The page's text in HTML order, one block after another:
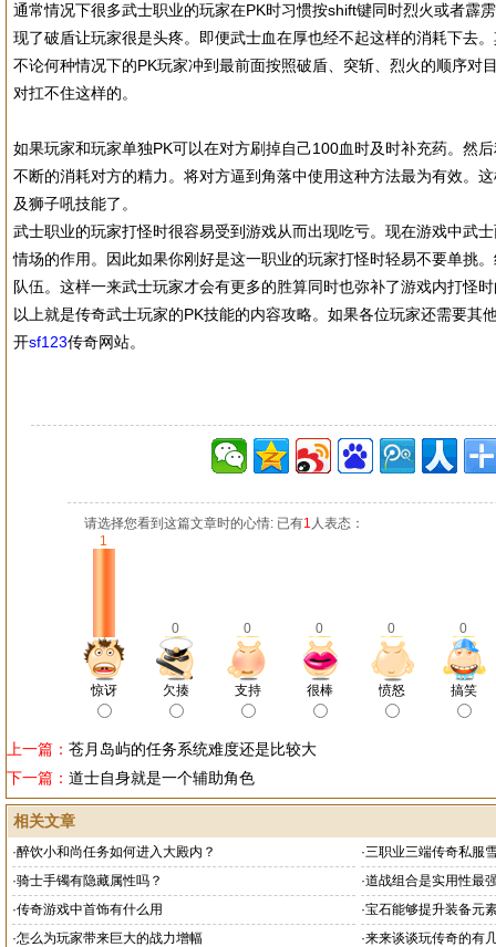
通常情况下很多武士职业的玩家在PK时习惯按shift键同时烈火或者霹
现了破盾让玩家很是头疼。即便武士血在厚也经不起这样的消耗下去
不论何种情况下的PK玩家冲到最前面按照破盾、突斩、烈火的顺序对
对扛不住这样的。
如果玩家和玩家单独PK可以在对方刷掉自己100血时及时补充药。然
不断的消耗对方的精力。将对方逼到角落中使用这种方法最为有效。
及狮子吼技能了。
武士职业的玩家打怪时很容易受到游戏从而出现吃亏。现在游戏中武
情场的作用。因此如果你刚好是这一职业的玩家打怪时轻易不要单挑
队伍。这样一来武士玩家才会有更多的胜算同时也弥补了游戏内打怪
以上就是传奇武士玩家的PK技能的内容攻略。如果各位玩家还需要其
开sf123传奇网站。
请选择您看到这篇文章时的心情: 已有1 人表态：
1
0 0 0 0 0
惊讶 欠揍 支持 很棒 愤怒 搞笑
上一篇： 苍月岛屿的任务系统难度还是比较大
下一篇： 道士自身就是一个辅助角色
相关文章
·醉饮小和尚任务如何进入大殿内？ ·三职业三端传奇私服
·骑士手镯有隐藏属性吗？ ·道战组合是实用性最
·传奇游戏中首饰有什么用 ·宝石能够提升装备元
·怎么为玩家带来巨大的战力增幅 ·来来谈谈玩传奇的有